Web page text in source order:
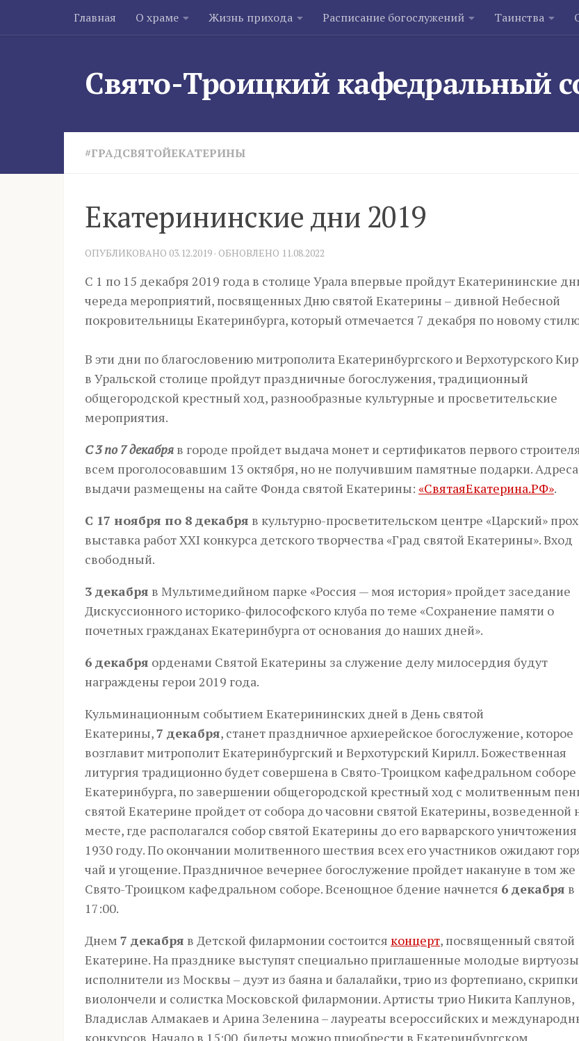
Skip to content
Главная О храме Жизнь прихода Расписание богослужений Таинства
Свято-Троицкий кафедральный
#ГРАДСВЯТОЙЕКАТЕРИНЫ
Екатерининские дни 2019
ОПУБЛИКОВАНО 03.12.2019 · ОБНОВЛЕНО 11.08.2022
С 1 по 15 декабря 2019 года в столице Урала впервые пройдут Екатерининские
череда мероприятий, посвященных Дню святой Екатерины – дивной Небесной
покровительницы Екатеринбурга, который отмечается 7 декабря по новому
В эти дни по благословению митрополита Екатеринбургского и Верхотурского
в Уральской столице пройдут праздничные богослужения, традиционный
общегородской крестный ход, разнообразные культурные и просветительские
мероприятия.
С 3 по 7 декабря в городе пройдет выдача монет и сертификатов первого
всем проголосовавшим 13 октября, но не получившим памятные подарки. Адреса
выдачи размещены на сайте Фонда святой Екатерины: «СвятаяЕкатерина.РФ».
C 17 ноября по 8 декабря в культурно-просветительском центре «Царский»
выставка работ ХХI конкурса детского творчества «Град святой Екатерины». Вход
свободный.
3 декабря в Мультимедийном парке «Россия — моя история» пройдет заседание
Дискуссионного историко-философского клуба по теме «Сохранение памяти о
почетных гражданах Екатеринбурга от основания до наших дней».
6 декабря орденами Святой Екатерины за служение делу милосердия будут
награждены герои 2019 года.
Кульминационным событием Екатерининских дней в День святой
Екатерины,7 декабря, станет праздничное архиерейское богослужение, которое
возглавит митрополит Екатеринбургский и Верхотурский Кирилл. Божественная
литургия традиционно будет совершена в Свято-Троицком кафедральном соборе
Екатеринбурга, по завершении общегородской крестный ход с молитвенным
святой Екатерине пройдет от собора до часовни святой Екатерины, возведенной
месте, где располагался собор святой Екатерины до его варварского уничтожения
1930 году. По окончании молитвенного шествия всех его участников ожидают
чай и угощение. Праздничное вечернее богослужение пройдет накануне в том же
Свято-Троицком кафедральном соборе. Всенощное бдение начнется 6 декабря в
17:00.
Днем 7 декабря в Детской филармонии состоится концерт, посвященный святой
Екатерине. На празднике выступят специально приглашенные молодые
исполнители из Москвы – дуэт из баяна и балалайки, трио из фортепиано,
виолончели и солистка Московской филармонии. Артисты трио Никита Каплунов,
Владислав Алмакаев и Арина Зеленина – лауреаты всероссийских и
конкурсов. Начало в 15:00, билеты можно приобрести в Екатеринбургском